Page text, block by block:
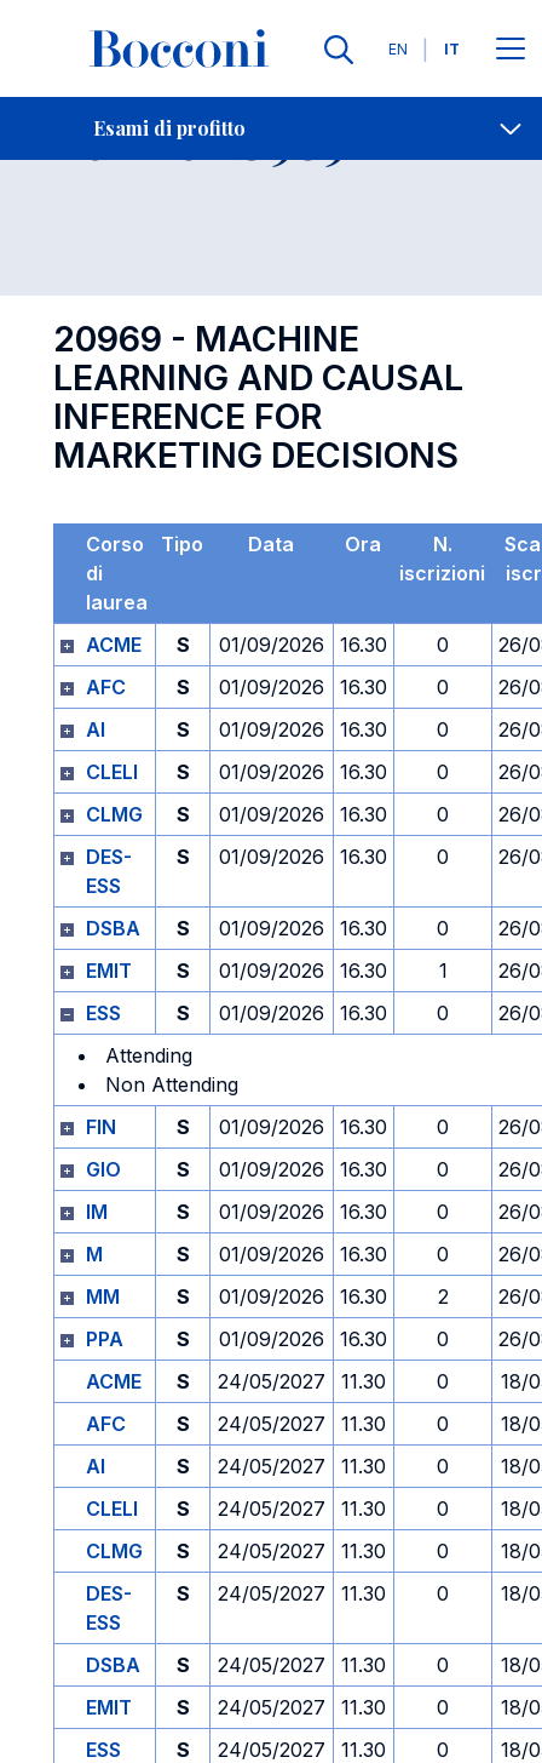
Lingue
EN IT
Esami di profitto
Contatti
Esame 20969 Open
20969 - MACHINE
LEARNING AND CAUSAL
INFERENCE FOR
MARKETING DECISIONS
Corso
di
laurea
Tipo Data Ora
N.
iscrizioni
ACME S 01/09/2026 16.30 0
26/
AFC
S 01/09/2026 16.30 0
26/
AI
S 01/09/2026 16.30 0
26/
CLELI
S 01/09/2026 16.30 0
26/
CLMG
S 01/09/2026 16.30 0
26/
DES-
ESS
S 01/09/2026 16.30 0 26/
DSBA S 01/09/2026 16.30 0
26/
EMIT
S 01/09/2026 16.30 1
26/
ESS
S 01/09/2026 16.30 0
26/
Attending
Non Attending
FIN
S 01/09/2026 16.30 0
26/
GIO
S 01/09/2026 16.30 0
26/
IM
S 01/09/2026 16.30 0
26/
M
S 01/09/2026 16.30 0
26/
MM
S 01/09/2026 16.30 2
26/
PPA
S 01/09/2026 16.30 0
26/
ACME
S 24/05/2027 11.30 0
18/
AFC
S 24/05/2027 11.30 0
18/
AI
S 24/05/2027 11.30 0
18/
CLELI
S 24/05/2027 11.30 0
18/
CLMG
S 24/05/2027 11.30 0
18/
DES-
ESS
S 24/05/2027 11.30 0 18/
DSBA S 24/05/2027 11.30 0
18/
EMIT
S 24/05/2027 11.30 0
18/
ESS
S 24/05/2027 11.30 0
18/